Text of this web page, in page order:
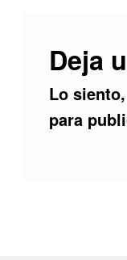
Deja
Lo
para